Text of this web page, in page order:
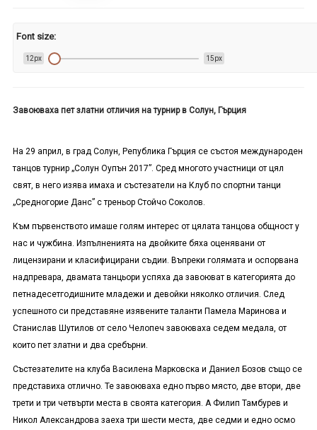
Font size:
12px 15px
Завоюваха пет златни отличия на турнир в Солун, Гърция
На 29 април, в град Солун, Република Гърция се състоя международен
танцов турнир „Солун Oупън 2017”. Сред многото участници от цял
свят, в него изява имаха и състезатели на Клуб по спортни танци
„Средногорие Данс” с треньор Стойчо Соколов.
Към първенството имаше голям интерес от цялата танцова общност у
нас и чужбина. Изпълненията на двойките бяха оценявани от
лицензирани и класифицирани съдии. Въпреки голямата и оспорвана
надпревара, двамата танцьори успяха да завоюват в категорията до
петнадесетгодишните младежи и девойки няколко отличия. След
успешното си представяне изявените таланти Памела Маринова и
Станислав Шутилов от село Челопеч завоюваха седем медала, от
които пет златни и два сребърни.
Състезателите на клуба Василена Марковска и Даниел Бозов също се
представиха отлично. Те завоюваха едно първо място, две втори, две
трети и три четвърти места в своята категория. А Филип Тамбурев и
Никол Александрова заеха три шести места, две седми и едно осмо